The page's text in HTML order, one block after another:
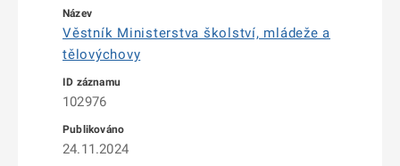
Věstník Ministerstva školství, mládeže a
tělovýchovy
102976
24.11.2024